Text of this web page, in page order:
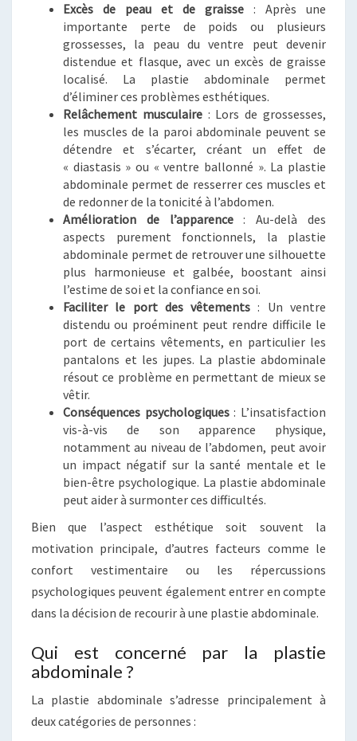
Excès de peau et de graisse : Après une
importante perte de poids ou plusieurs
grossesses, la peau du ventre peut devenir
distendue et flasque, avec un excès de graisse
localisé. La plastie abdominale permet
d’éliminer ces problèmes esthétiques.
Relâchement musculaire: Lors de grossesses,
les muscles de la paroi abdominale peuvent se
détendre et s’écarter, créant un effet de
« diastasis » ou « ventre ballonné ». La plastie
abdominale permet de resserrer ces muscles et
de redonner de la tonicité à l’abdomen.
Amélioration de l’apparence: Au-delà des
aspects purement fonctionnels, la plastie
abdominale permet de retrouver une silhouette
plus harmonieuse et galbée, boostant ainsi
l’estime de soi et la confiance en soi.
Faciliter le port des vêtements : Un ventre
distendu ou proéminent peut rendre difficile le
port de certains vêtements, en particulier les
pantalons et les jupes. La plastie abdominale
résout ce problème en permettant de mieux se
vêtir.
Conséquences psychologiques: L’insatisfaction
vis-à-vis de son apparence physique,
notamment au niveau de l’abdomen, peut avoir
un impact négatif sur la santé mentale et le
bien-être psychologique. La plastie abdominale
peut aider à surmonter ces difficultés.
Bien que l’aspect esthétique soit souvent la
motivation principale, d’autres facteurs comme le
confort vestimentaire ou les répercussions
psychologiques peuvent également entrer en compte
dans la décision de recourir à une plastie abdominale.
Qui est concerné par la plastie
abdominale ?
La plastie abdominale s’adresse principalement à
deux catégories de personnes :